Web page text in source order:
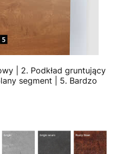
| 2. Podkład gruntujący
segment | 5. Bardzo